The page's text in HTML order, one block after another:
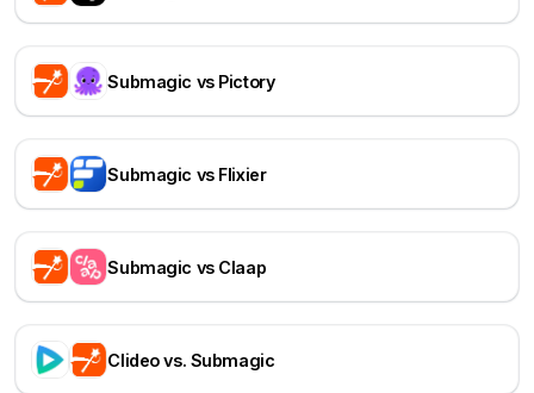
Submagic vs Pictory
Submagic vs Flixier
Submagic vs Claap
Clideo vs. Submagic